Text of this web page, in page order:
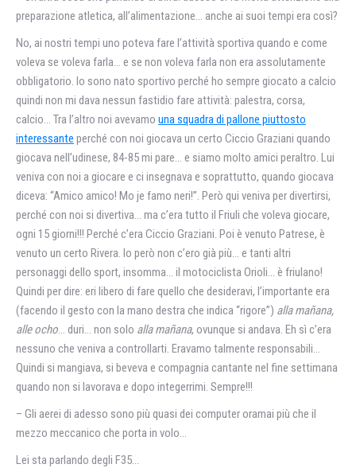
preparazione atletica, all’alimentazione… anche ai suoi tempi era così?
No, ai nostri tempi uno poteva fare l’attività sportiva quando e come
voleva se voleva farla… e se non voleva farla non era assolutamente
obbligatorio. Io sono nato sportivo perché ho sempre giocato a calcio
quindi non mi dava nessun fastidio fare attività: palestra, corsa,
calcio… Tra l’altro noi avevamo una squadra di pallone piuttosto
interessante perché con noi giocava un certo Ciccio Graziani quando
giocava nell’udinese, 84-85 mi pare… e siamo molto amici peraltro. Lui
veniva con noi a giocare e ci insegnava e soprattutto, quando giocava
diceva: “Amico amico! Mo je famo neri!”. Però qui veniva per divertirsi,
perché con noi si divertiva… ma c’era tutto il Friuli che voleva giocare,
ogni 15 giorni!!! Perché c’era Ciccio Graziani. Poi è venuto Patrese, è
venuto un certo Rivera. Io però non c’ero già più… e tanti altri
personaggi dello sport, insomma… il motociclista Orioli… è friulano!
Quindi per dire: eri libero di fare quello che desideravi, l’importante era
(facendo il gesto con la mano destra che indica “rigore”) alla mañana,
alle ocho… duri… non solo alla mañana, ovunque si andava. Eh sì c’era
nessuno che veniva a controllarti. Eravamo talmente responsabili…
Quindi si mangiava, si beveva e compagnia cantante nel fine settimana
quando non si lavorava e dopo integerrimi. Sempre!!!
– Gli aerei di adesso sono più quasi dei computer oramai più che il
mezzo meccanico che porta in volo…
Lei sta parlando degli F35…